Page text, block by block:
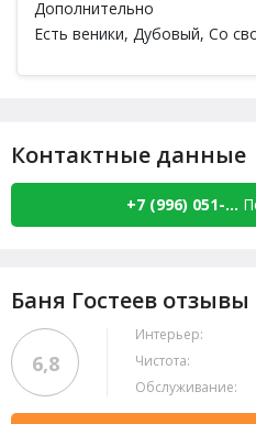
Дополнительно
Есть веники, Дубовый, Со
веранда), Тапочки,
Контактные данные
+7 (996) 051-...
Баня Гостеев отзывы
6,8
Интерьер:
Чистота:
Обслуживание: